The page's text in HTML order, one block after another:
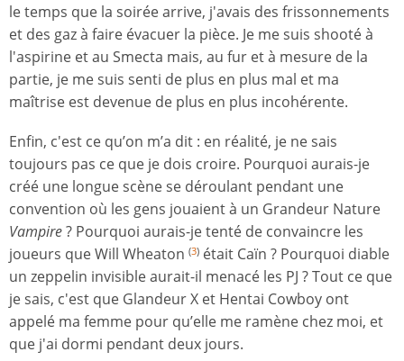
le temps que la soirée arrive, j'avais des frissonnements
et des gaz à faire évacuer la pièce. Je me suis shooté à
l'aspirine et au Smecta mais, au fur et à mesure de la
partie, je me suis senti de plus en plus mal et ma
maîtrise est devenue de plus en plus incohérente.
Enfin, c'est ce qu’on m’a dit : en réalité, je ne sais
toujours pas ce que je dois croire. Pourquoi aurais-je
créé une longue scène se déroulant pendant une
convention où les gens jouaient à un Grandeur Nature
Vampire? Pourquoi aurais-je tenté de convaincre les
joueurs que Will Wheaton (3) était Caïn ? Pourquoi diable
un zeppelin invisible aurait-il menacé les PJ ? Tout ce que
je sais, c'est que Glandeur X et Hentai Cowboy ont
appelé ma femme pour qu’elle me ramène chez moi, et
que j'ai dormi pendant deux jours.